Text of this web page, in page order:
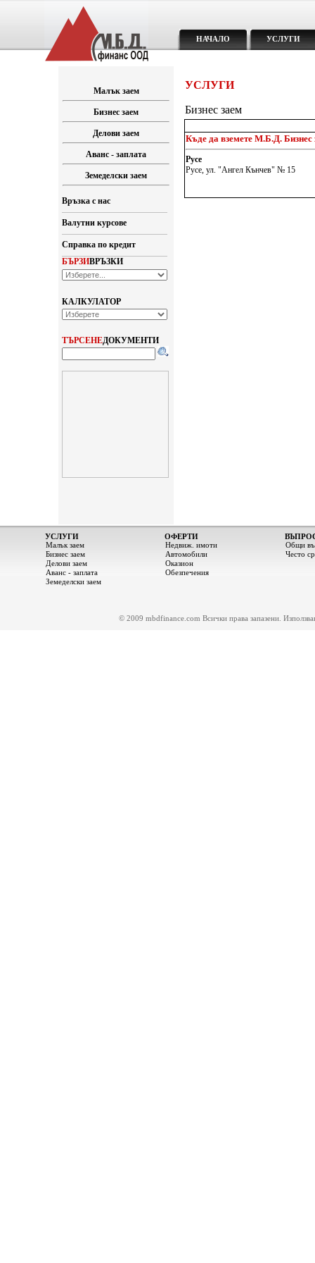
НАЧАЛО УСЛУГИ
Малък заем
Бизнес заем
Делови заем
Аванс - заплата
Земеделски заем
Връзка с нас
Валутни курсове
Справка по кредит
БЪРЗИВРЪЗКИ
КАЛКУЛАТОР
ТЪРСЕНЕДОКУМЕНТИ
УСЛУГИ
Бизнес заем
Къде да вземете М.Б.Д. Бизнес
Русе
Русе, ул. "Ангел Кънчев" № 15
УСЛУГИ
Малък заем
Бизнес заем
Делови заем
Аванс - заплата
Земеделски заем
ОФЕРТИ
Недвиж. имоти
Автомобили
Оказион
Обезпечения
Общи
Често
© 2009 mbdfinance.com Всички права запазени.